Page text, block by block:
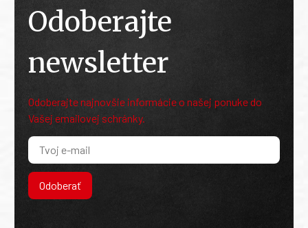
Odoberajte
newsletter
Odoberajte najnovšie informácie o našej ponuke do
Vašej emailovej schránky.
Odoberať